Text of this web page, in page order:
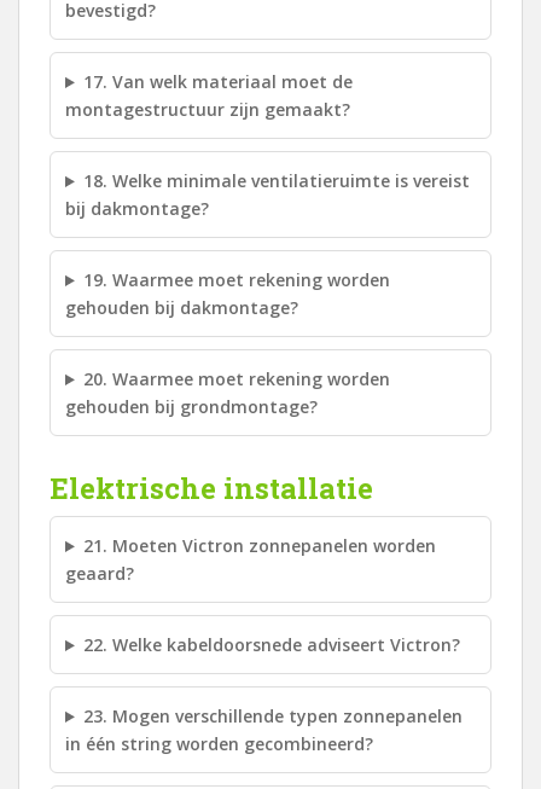
bevestigd?
17. Van welk materiaal moet de
montagestructuur zijn gemaakt?
18. Welke minimale ventilatieruimte is vereist
bij dakmontage?
19. Waarmee moet rekening worden
gehouden bij dakmontage?
20. Waarmee moet rekening worden
gehouden bij grondmontage?
Elektrische installatie
21. Moeten Victron zonnepanelen worden
geaard?
22. Welke kabeldoorsnede adviseert Victron?
23. Mogen verschillende typen zonnepanelen
in één string worden gecombineerd?